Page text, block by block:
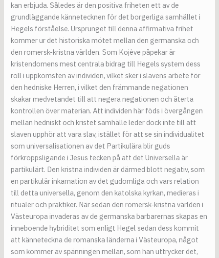
kan erbjuda. Således är den positiva friheten ett av de
grundläggande kännetecknen för det borgerliga samhället i
Hegels förståelse. Ursprunget till denna affirmativa frihet
kommer ur det historiska mötet mellan den germanska och
den romersk-kristna världen. Som Kojève påpekar är
kristendomens mest centrala bidrag till Hegels system dess
roll i uppkomsten av individen, vilket sker i slavens arbete för
den hedniske Herren, i vilket den främmande negationen
skakar medvetandet till att negera negationen och återta
kontrollen över materian. Att individen här föds i övergången
mellan hedniskt och kristet samhälle leder dock inte till att
slaven upphör att vara slav, istället för att se sin individualitet
som universalisationen av det Partikulära blir guds
förkroppsligande i Jesus tecken på att det Universella är
partikulärt. Den kristna individen är därmed blott negativ, som
en partikulär inkarnation av det gudomliga och vars relation
till detta universella, genom den katolska kyrkan, medieras i
ritualer och praktiker. När sedan den romersk-kristna världen i
Västeuropa invaderas av de germanska barbarernas skapas en
inneboende hybriditet som enligt Hegel sedan dess kommit
att känneteckna de romanska länderna i Västeuropa, något
som kommer av spänningen mellan, som han uttrycker det,